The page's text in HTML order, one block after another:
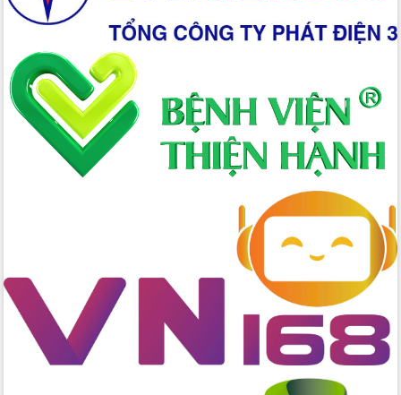
Quyết liệt tháo gỡ vướng mắc, đẩy
nhanh tiến độ các dự án trọng điểm
trong Khu kinh tế Nam Phú Yên
Hòn Yến phát triển du lịch gắn với bảo
tồn biển
Lấy ý kiến điều chỉnh Quy hoạch tỉnh
Đắk Lắk thời kỳ 2021-2030, tầm nhìn
đến năm 2050
Phát động chiến dịch 30 ngày đêm
II/2026
Đắk Lắk ký kết thỏa thuận hợp tác về
chuyển đổi số giai đoạn 2026 – 2030
với Tập đoàn Bưu chính Viễn thông
Việt Nam